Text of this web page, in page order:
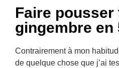
Faire pousser
gingembre en
Contrairement à mon
de quelque chose que j’ai